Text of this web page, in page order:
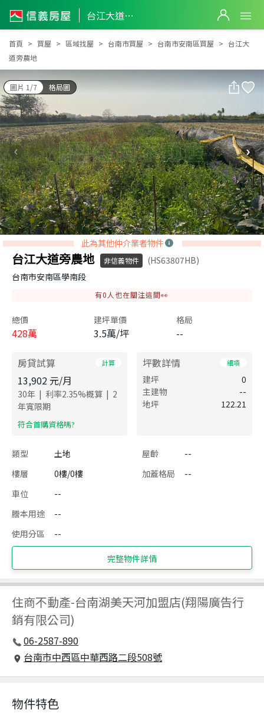
台江大道旁農地
台江大道旁農地
首頁 買屋 區域找屋 台南市買屋 台南市安南區買屋
台江大
道旁農地
圖片 1/7 格局圖
此為其他仲介業者物件
台江大道旁農地 非信義物件
(HS63807HB)
台南市安南區學南段
有0 人也在關注這間👀
總價
428萬
建坪單價
3.5萬/坪
格局
--
房貸試算 計算
13,902 元/月
30年 | 利率2.35%概算 | 2
年寬限期
​符合首購資格嗎?
坪數詳情 細項
建坪
0
主建物
--
地坪
122.21
類型 土地 屋齡
--
樓層
0樓/0樓 加蓋格局
--
車位
--
謄本用途
--
使用分區
--
完整物件詳情
住商不動產-台南湖美天河加盟店(翔陽廣告行
銷有限公司)
06-2587-890
台南市中西區中華西路二段508號
物件特色